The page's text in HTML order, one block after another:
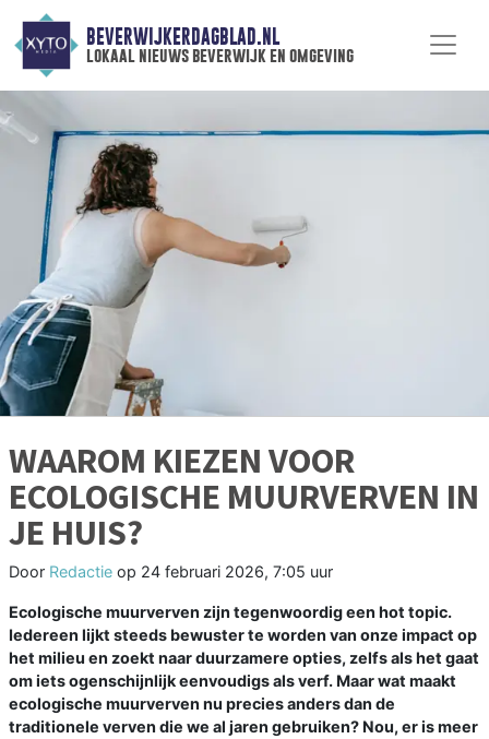
BEVERWIJKERDAGBLAD.NL
lokaal nieuws beverwijk en omgeving
WAAROM KIEZEN VOOR
ECOLOGISCHE MUURVERVEN IN
JE HUIS?
Door Redactie op 24 februari 2026, 7:05 uur
Ecologische muurverven zijn tegenwoordig een hot topic.
Iedereen lijkt steeds bewuster te worden van onze impact op
het milieu en zoekt naar duurzamere opties, zelfs als het gaat
om iets ogenschijnlijk eenvoudigs als verf. Maar wat maakt
ecologische muurverven nu precies anders dan de
traditionele verven die we al jaren gebruiken? Nou, er is meer